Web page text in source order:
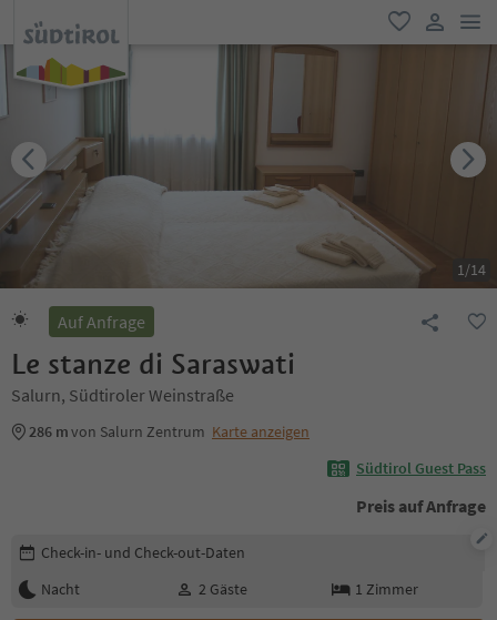
favorit
user link
1/14
Auf Anfrage
Le stanze di Saraswati
Salurn, Südtiroler Weinstraße
286 mvon Salurn Zentrum Karte anzeigen
Südtirol Guest Pass
Preis auf Anfrage
Buchungsdetails bearbeiten
Check-in- und Check-out-Daten
Nacht
2 Gäste 1 Zimmer